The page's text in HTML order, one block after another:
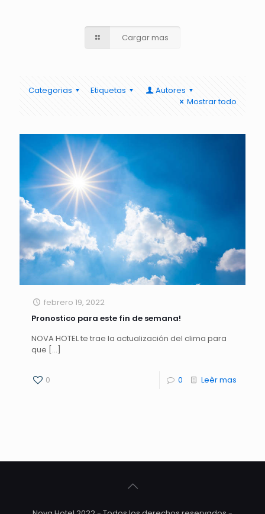
Cargar mas
Categorias Etiquetas
Autores
Mostrar todo
febrero 19, 2022
Pronostico para este fin de semana!
NOVA HOTEL te trae la actualización del clima para
que […]
0 0 Leèr mas